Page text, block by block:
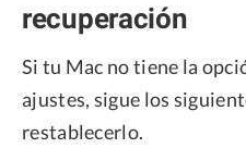
recuperación
Si tu Mac no tiene la
ajustes, sigue los
restablecerlo.